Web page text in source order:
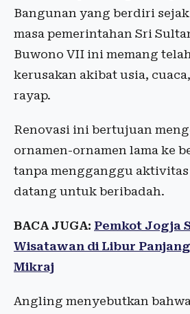
Bangunan yang berdiri
masa pemerintahan Sri
Buwono VII ini memang
kerusakan akibat usia,
rayap.
Renovasi ini bertujuan
ornamen-ornamen lama ke
tanpa mengganggu
datang untuk beribadah.
BACA JUGA: Pemkot Jogja
Wisatawan di Libur
Mikraj
Angling menyebutkan